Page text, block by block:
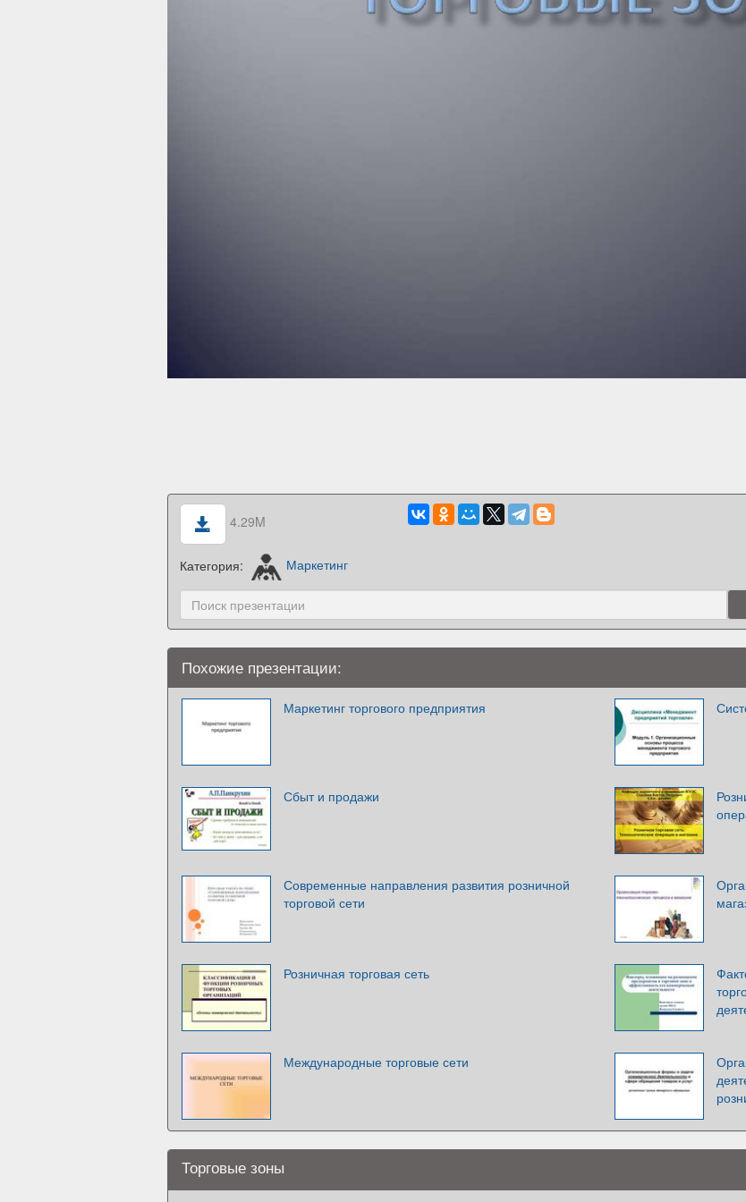
4.29M
Категория: Маркетинг
Похожие презентации:
Маркетинг торгового предприятия
Сбыт и продажи
Современные направления развития розничной
торговой сети
Розничная торговая сеть
Международные торговые сети
Торговые зоны